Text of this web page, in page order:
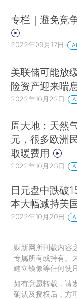
专栏｜避免竞
2022年09月17日
美联储可能放
险资产迎来喘
2022年10月22日
周大地：天然
元，很多欧洲
取暖费用
2022年10月23日
日元盘中跌破
本大幅减持美
2022年10月20日
财新网所刊载内容
专属所有或持有。
建立镜像等任何使用
如有意愿转载，请
确认及授权后，方